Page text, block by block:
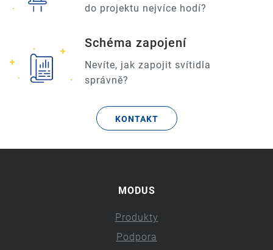
do projektu nejvíce hodí?
Schéma zapojení
Nevíte, jak zapojit svítidla
správně?
KONTAKT
MODUS
Produkty
Podpora